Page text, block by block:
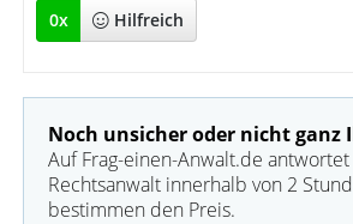
0x Hilfreich
Noch unsicher oder nicht ganz
Auf Frag-einen-Anwalt.de
Rechtsanwalt innerhalb von 2
bestimmen den Preis.